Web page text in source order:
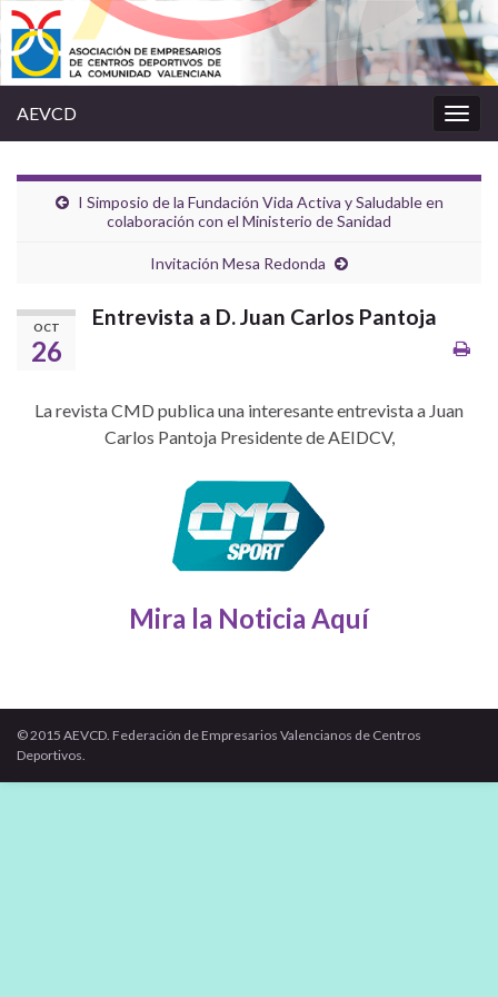
la
AEVCD
I Simposio de la Fundación Vida Activa y Saludable en
colaboración con el Ministerio de Sanidad
Invitación Mesa Redonda
OCT
26
Entrevista a D. Juan Carlos Pantoja
La revista CMD publica una interesante entrevista a Juan
Carlos Pantoja Presidente de AEIDCV,
Mira la Noticia Aquí
© 2015 AEVCD. Federación de Empresarios Valencianos de Centros
Deportivos.